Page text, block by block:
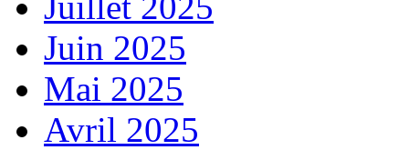
Juin 2025
Mai 2025
Avril 2025